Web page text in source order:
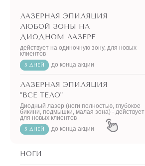
ЛАЗЕРНАЯ ЭПИЛЯЦИЯ
ЛЮБОЙ ЗОНЫ НА
ДИОДНОМ ЛАЗЕРЕ
действует на одиночную зону, для новых
клиентов
5 ДНЕЙ до конца акции
ЛАЗЕРНАЯ ЭПИЛЯЦИЯ
"ВСЕ ТЕЛО"
Диодный лазер (ноги полностью, глубокое
бикини, подмышки, малая зона) - действует
для новых клиентов
5 ДНЕЙ до конца акции
НОГИ